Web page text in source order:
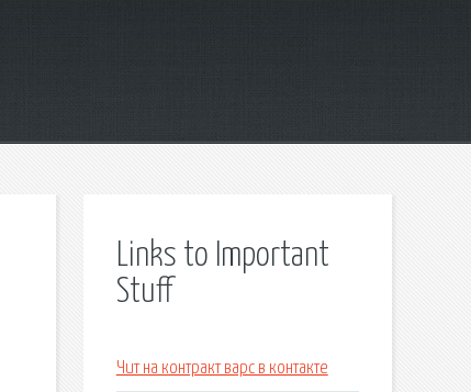
Links to Important
Stuff
Чит на контракт варс в контакте